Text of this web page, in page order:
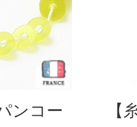
ンコー
【